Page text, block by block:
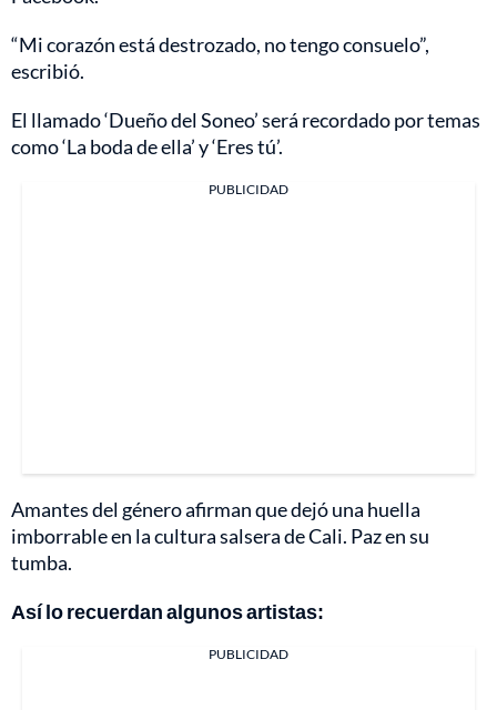
“Mi corazón está destrozado, no tengo consuelo”,
escribió.
El llamado ‘Dueño del Soneo’ será recordado por temas
como ‘La boda de ella’ y ‘Eres tú’.
PUBLICIDAD
Amantes del género afirman que dejó una huella
imborrable en la cultura salsera de Cali. Paz en su
tumba.
Así lo recuerdan algunos artistas:
PUBLICIDAD